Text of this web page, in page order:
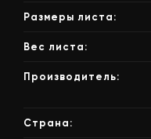
Размеры листа:
Вес листа:
Производитель:
Страна: